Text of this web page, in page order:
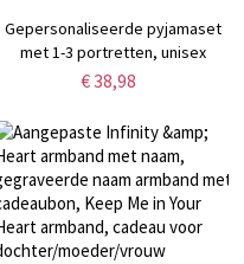
Gepersonaliseerde pyjamaset
met 1-3 portretten, unisex
loungebroekje met korte
ideaal als
verjaardags-/kerstcadeau voor
familie, kinderen of
dierenliefhebbers.
€ 38,98